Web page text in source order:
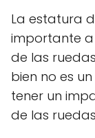
La estatura
importante
de las
bien no es
tener un
de las